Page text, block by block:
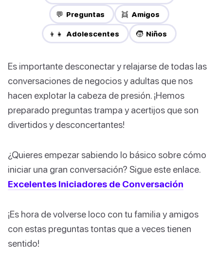
💬 Preguntas 👯 Amigos
👦👧 Adolescentes 🧒 Niños
Es importante desconectar y relajarse de todas las
conversaciones de negocios y adultas que nos
hacen explotar la cabeza de presión. ¡Hemos
preparado preguntas trampa y acertijos que son
divertidos y desconcertantes!
¿Quieres empezar sabiendo lo básico sobre cómo
iniciar una gran conversación? Sigue este enlace.
Excelentes Iniciadores de Conversación
¡Es hora de volverse loco con tu familia y amigos
con estas preguntas tontas que a veces tienen
sentido!